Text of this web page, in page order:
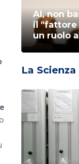
AI, non
il "fattore
un ruolo
La